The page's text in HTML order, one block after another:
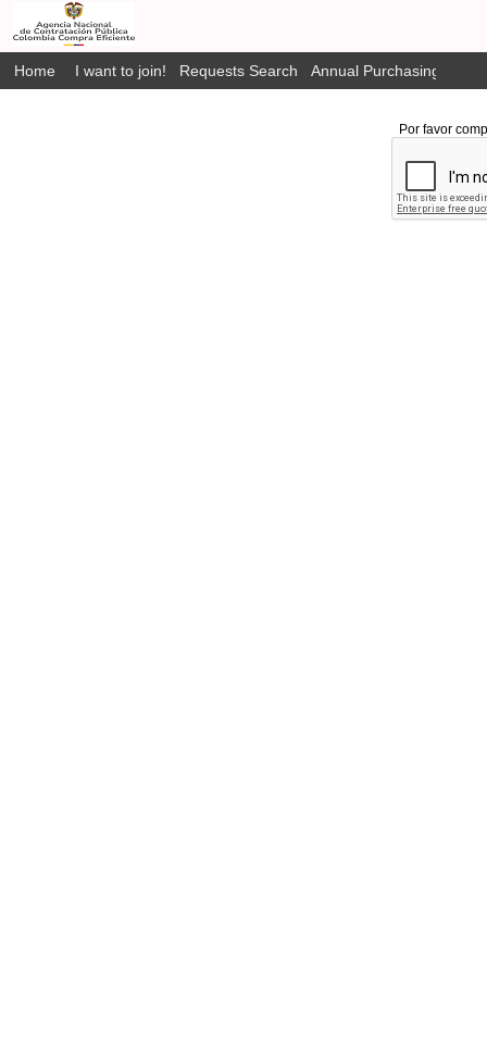
Home I want to join! Requests Search Annual Purchasing Plan
Por favor